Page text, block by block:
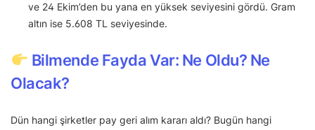
ve 24 Ekim’den bu yana en yüksek seviyesini gördü. Gram
altın ise 5.608 TL seviyesinde.
Bilmende Fayda Var: Ne Oldu? Ne
Olacak?
Dün hangi şirketler pay geri alım kararı aldı? Bugün hangi